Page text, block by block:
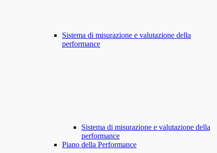
Sistema di misurazione e valutazione della
performance
Sistema di misurazione e valutazione della
performance
Piano della Performance